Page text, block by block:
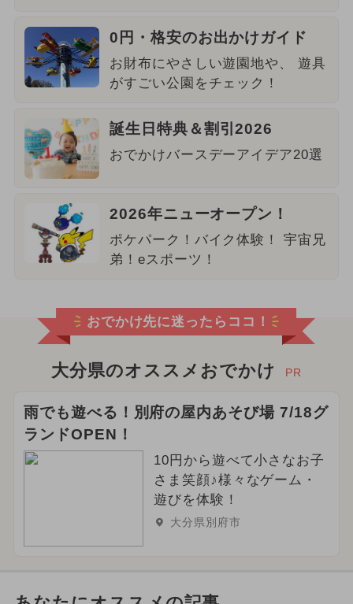
0円・格安のお出かけガイド
お財布にやさしい遊園地や、 遊具
がすごい公園をチェック！
誕生日特典＆割引2026
おでかけバースデーアイデア20選
2026年ニューオープン！
ポケパーク！バイク体験！ 宇宙兄
弟！eスポーツ！
おでかけ先に迷ったらココ！
大分県のオススメおでかけ PR
雨でも遊べる！別府の屋内あそび場 7/18グ
ランドOPEN！
10円から遊べて小さなお子
さま笑顔♪様々なゲーム・
遊びを体験！
大分県別府市